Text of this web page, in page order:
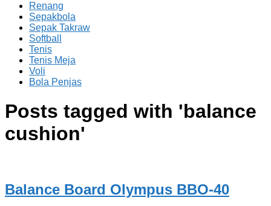
Renang
Sepakbola
Sepak Takraw
Softball
Tenis
Tenis Meja
Voli
Bola Penjas
Posts tagged with 'balance
cushion'
Balance Board Olympus BBO-40